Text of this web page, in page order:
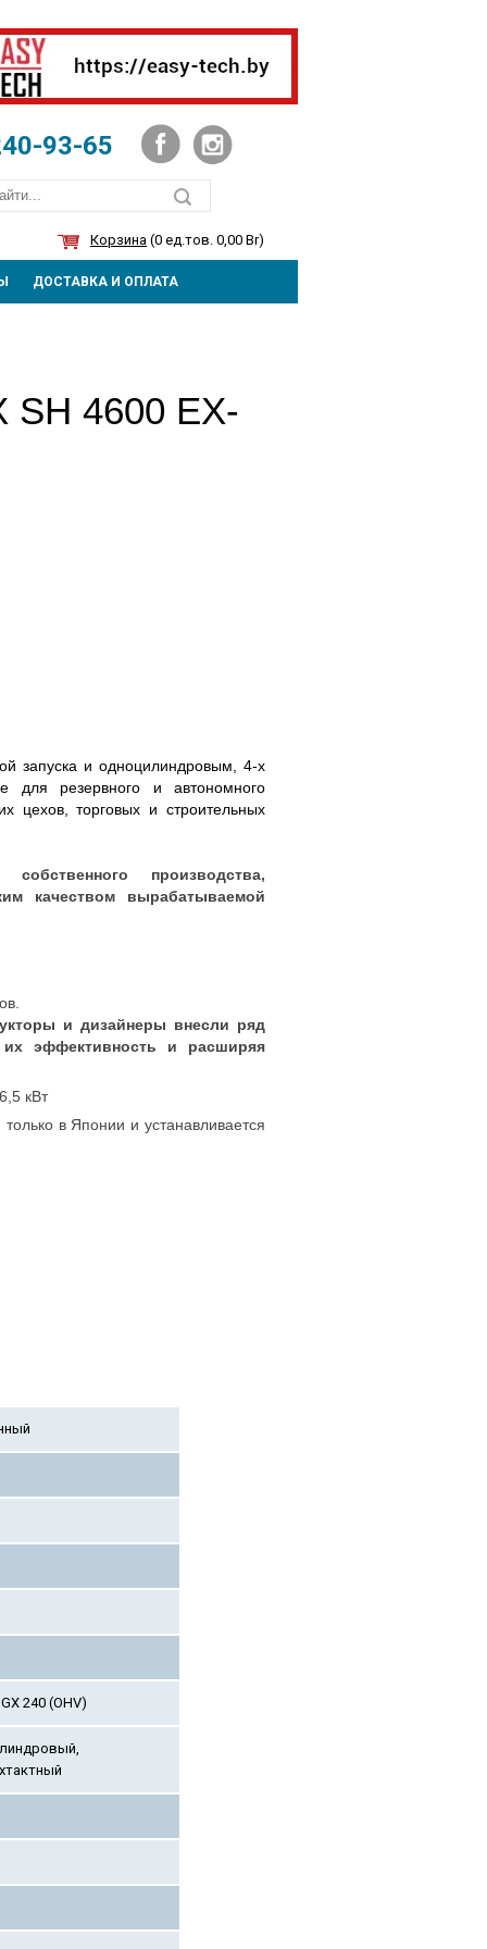
93-65
Корзина (0 ед.тов. 0,00 Br)
ДОСТАВКА И ОПЛАТА
4600 ЕХ-
запуска и одноцилиндровым, 4-х
резервного и автономного
цехов, торговых и строительных
производства,
качеством вырабатываемой
и дизайнеры внесли ряд
эффективность и расширяя
кВт
в Японии и устанавливается
240 (OHV)